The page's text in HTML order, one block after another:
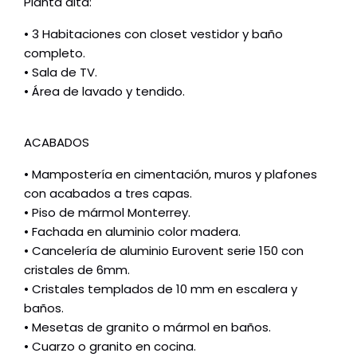
• 3 Habitaciones con closet vestidor y baño
completo.
• Sala de TV.
• Área de lavado y tendido.
ACABADOS
• Mampostería en cimentación, muros y plafones
con acabados a tres capas.
• Piso de mármol Monterrey.
• Fachada en aluminio color madera.
• Cancelería de aluminio Eurovent serie 150 con
cristales de 6mm.
• Cristales templados de 10 mm en escalera y
baños.
• Mesetas de granito o mármol en baños.
• Cuarzo o granito en cocina.